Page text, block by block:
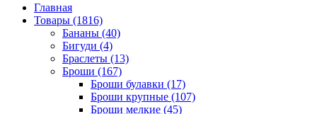
Главная
Товары (1816)
Бананы (40)
Бигуди (4)
Браслеты (13)
Броши (167)
Броши булавки (17)
Броши крупные (107)
Броши мелкие (45)